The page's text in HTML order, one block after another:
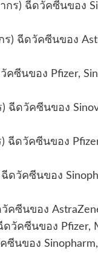
ร) ฉีดวัคซีนของ
) ฉีดวัคซีนของ
ซีนของ Pfizer,
ดวัคซีนของ
ฉีดวัคซีนของ
วัคซีนของ
คซีนของ
วัคซีนของ Pfizer,
นของ Sinopharm,